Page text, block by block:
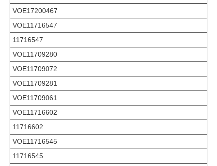
VOE17200467
VOE11716547
11716547
VOE11709280
VOE11709072
VOE11709281
VOE11709061
VOE11716602
11716602
VOE11716545
11716545